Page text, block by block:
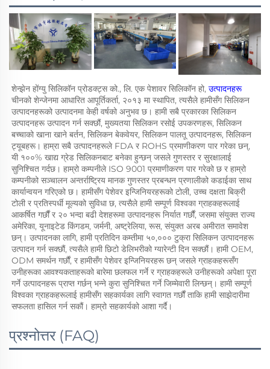
शेन्झेन होंग्यु सिलिकॉन प्रोडक्ट्स को., लि. एक पेशावर सिलिकॉन हो,
उत्पादनहरू
चीनको शेन्जेनमा आधारित आपूर्तिकर्ता, २०१३ मा स्थापित, त्यसैले हामीसँग सिलिकन
उत्पादनहरूको उत्पादनमा केही वर्षको अनुभव छ। हामी सबै प्रकारका सिलिकन
उत्पादनहरू उत्पादन गर्न सक्छौं, मुख्यतया सिलिकन रसोई उपकरणहरू, सिलिकन
बच्चाको खाना खाने बर्तन, सिलिकन बेकवेयर, सिलिकन पालतू उत्पादनहरू, सिलिकन
ट्यूबहरू। हाम्रा सबै उत्पादनहरूले FDA र ROHS प्रमाणीकरण पार गरेका छन्,
यी १००% खाद्य ग्रेड सिलिकनबाट बनेका हुन्छन् जसले गुणस्तर र सुरक्षालाई
सुनिश्चित गर्दछ। हाम्रो कम्पनीले ISO 9001 प्रमाणीकरण पार गरेको छ र हाम्रो
कम्पनीको सञ्चालन अन्तर्राष्ट्रिय मानक गुणस्तर प्रबन्धन प्रणालीको कडाईका साथ
कार्यान्वयन गरिएको छ। हामीसँग पेशेवर इन्जिनियरहरूको टोली, उच्च दक्षता बिक्री
टोली र प्रतिस्पर्धी मूल्यको सुविधा छ, त्यसैले हामी सम्पूर्ण विश्वका ग्राहकहरूलाई
आकर्षित गर्छौं र २० भन्दा बढी देशहरूमा उत्पादनहरू निर्यात गर्छौं, जसमा संयुक्त राज्य
अमेरिका, यूनाइटेड किंगडम, जर्मनी, अष्ट्रेलिया, रूस, संयुक्त अरब अमीरात समावेश
छन्। उत्पादनका लागि, हामी प्रतिदिन कम्तीमा ५०,००० टुक्रा सिलिकन उत्पादनहरू
उत्पादन गर्न सक्छौं, त्यसैले हामी छिटो डेलिभरीको ग्यारेन्टी दिन सक्छौं। हामी OEM,
ODM समर्थन गर्छौं, र हामीसँग पेशेवर इन्जिनियरहरू छन् जसले ग्राहकहरूसँग
उनीहरूका आवश्यकताहरूको बारेमा छलफल गर्ने र ग्राहकहरूले उनीहरूको अपेक्षा पूरा
गर्ने उत्पादनहरू प्राप्त गर्छन् भन्ने कुरा सुनिश्चित गर्ने जिम्मेवारी लिन्छन्। हामी सम्पूर्ण
विश्वका ग्राहकहरूलाई हामीसँग सहकार्यका लागि स्वागत गर्छौं ताकि हामी साझेदारीमा
सफलता हासिल गर्न सकौं। हाम्रो सहकार्यको आशा गर्दै।
प्रश्नोत्तर (FAQ)